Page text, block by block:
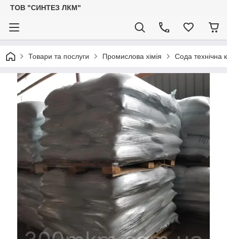
ТОВ "СИНТЕЗ ЛКМ"
Товари та послуги Промислова хімія Сода технічна